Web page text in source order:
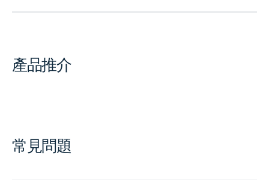
產品推介
常見問題